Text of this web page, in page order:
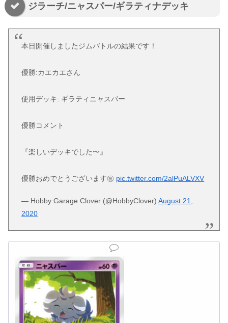
ジラーチ/ニャスパー/ギラティナデッキ
本日開催しましたジムバトルの結果です！
優勝:カエカエさん
使用デッキ: ギラティニャスパー
優勝コメント
『楽しいデッキでした〜』
優勝おめでとうございます㊗️ pic.twitter.com/2alPuALVXV
— Hobby Garage Clover (@HobbyClover)August 21,
2020